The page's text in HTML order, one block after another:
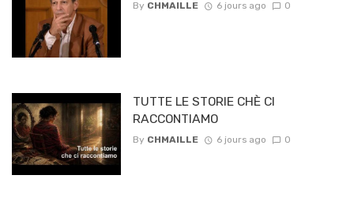
By CHMAILLE 6 jours ago 0
TUTTE LE STORIE CHÈ CI
RACCONTIAMO
By CHMAILLE 6 jours ago 0